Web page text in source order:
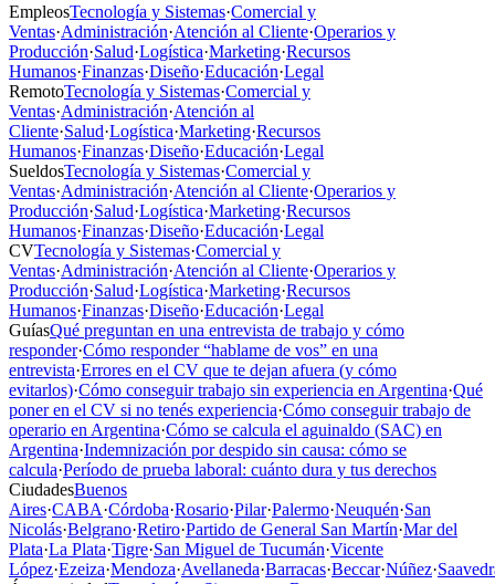
EmpleosTecnología y Sistemas·Comercial y
Ventas·Administración·Atención al Cliente·Operarios y
Producción·Salud·Logística·Marketing·Recursos
Humanos·Finanzas·Diseño·Educación·Legal
RemotoTecnología y Sistemas·Comercial y
Ventas·Administración·Atención al
Cliente·Salud·Logística·Marketing·Recursos
Humanos·Finanzas·Diseño·Educación·Legal
SueldosTecnología y Sistemas·Comercial y
Ventas·Administración·Atención al Cliente·Operarios y
Producción·Salud·Logística·Marketing·Recursos
Humanos·Finanzas·Diseño·Educación·Legal
CVTecnología y Sistemas·Comercial y
Ventas·Administración·Atención al Cliente·Operarios y
Producción·Salud·Logística·Marketing·Recursos
Humanos·Finanzas·Diseño·Educación·Legal
GuíasQué preguntan en una entrevista de trabajo y cómo
responder·Cómo responder “hablame de vos” en una
entrevista·Errores en el CV que te dejan afuera (y cómo
evitarlos)·Cómo conseguir trabajo sin experiencia en Argentina·Qué
poner en el CV si no tenés experiencia·Cómo conseguir trabajo de
operario en Argentina·Cómo se calcula el aguinaldo (SAC) en
Argentina·Indemnización por despido sin causa: cómo se
calcula·Período de prueba laboral: cuánto dura y tus derechos
CiudadesBuenos
Aires·CABA·Córdoba·Rosario·Pilar·Palermo·Neuquén·San
Nicolás·Belgrano·Retiro·Partido de General San Martín·Mar del
Plata·La Plata·Tigre·San Miguel de Tucumán·Vicente
López·Ezeiza·Mendoza·Avellaneda·Barracas·Beccar·Núñez·